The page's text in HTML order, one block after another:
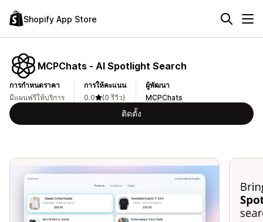
Shopify App Store
MCPChats ‑ AI Spotlight Search
การกำหนดราคา
มีแผนฟรีให้บริการ
การให้คะแนน
0.0
(0 รีวิว)
ผู้พัฒนา
MCPChats
ติดตั้ง